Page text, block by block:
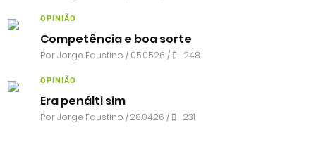
OPINIÃO
Competência e boa sorte
PorJorge Faustino / 05.05.26 / 248
OPINIÃO
Era penálti sim
PorJorge Faustino / 28.04.26 / 231